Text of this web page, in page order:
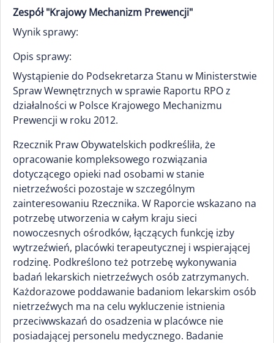
Zespół "Krajowy Mechanizm Prewencji"
Wynik sprawy:
Opis sprawy:
Wystąpienie do Podsekretarza Stanu w Ministerstwie
Spraw Wewnętrznych w sprawie Raportu RPO z
działalności w Polsce Krajowego Mechanizmu
Prewencji w roku 2012.
Rzecznik Praw Obywatelskich podkreśliła, że
opracowanie kompleksowego rozwiązania
dotyczącego opieki nad osobami w stanie
nietrzeźwości pozostaje w szczególnym
zainteresowaniu Rzecznika. W Raporcie wskazano na
potrzebę utworzenia w całym kraju sieci
nowoczesnych ośrodków, łączących funkcję izby
wytrzeźwień, placówki terapeutycznej i wspierającej
rodzinę. Podkreślono też potrzebę wykonywania
badań lekarskich nietrzeźwych osób zatrzymanych.
Każdorazowe poddawanie badaniom lekarskim osób
nietrzeźwych ma na celu wykluczenie istnienia
przeciwwskazań do osadzenia w placówce nie
posiadającej personelu medycznego. Badanie